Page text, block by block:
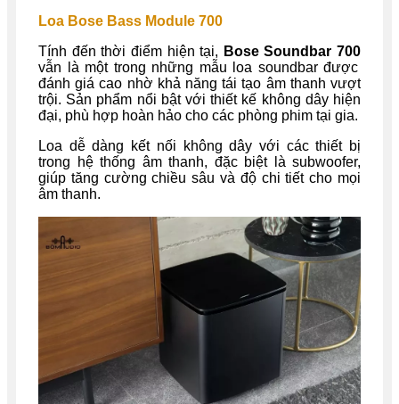
Loa Bose Bass Module 700
Tính đến thời điểm hiện tại, Bose Soundbar 700
vẫn là một trong những mẫu loa soundbar được
đánh giá cao nhờ khả năng tái tạo âm thanh vượt
trội. Sản phẩm nổi bật với thiết kế không dây hiện
đại, phù hợp hoàn hảo cho các phòng phim tại gia.
Loa dễ dàng kết nối không dây với các thiết bị
trong hệ thống âm thanh, đặc biệt là subwoofer,
giúp tăng cường chiều sâu và độ chi tiết cho mọi
âm thanh.